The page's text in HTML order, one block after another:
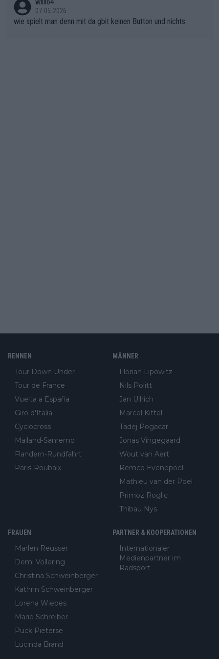
07-05-2026
wie spielt man denn mit da gbit keinen Button und nichts
RENNEN
Tour Down Under
Tour de France
Vuelta a España
Giro d'Italia
Cyclocross
Mailand-Sanremo
Flandern-Rundfahrt
Paris-Roubaix
MÄNNER
Florian Lipowitz
Nils Politt
Jan Ullrich
Marcel Kittel
Tadej Pogacar
Jonas Vingegaard
Wout van Aert
Remco Evenepoel
Mathieu van der Poel
Primoz Roglic
Thibau Nys
FRAUEN
Marlen Reusser
Demi Vollering
Christina Schweinberger
Kathrin Schweinberger
Lorena Wiebes
Marie Schreiber
Puck Pieterse
Lucinda Brand
PARTNER & KOOPERATIONEN
Internationaler
Medienpartner im
Radsport